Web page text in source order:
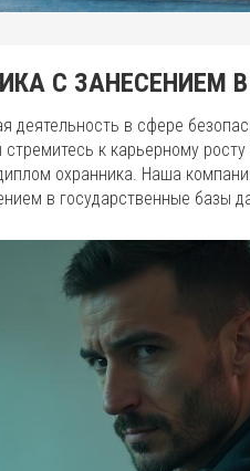
С ЗАНЕСЕНИЕМ В
в сфере
к карьерному росту
охранника. Наша
в государственные базы